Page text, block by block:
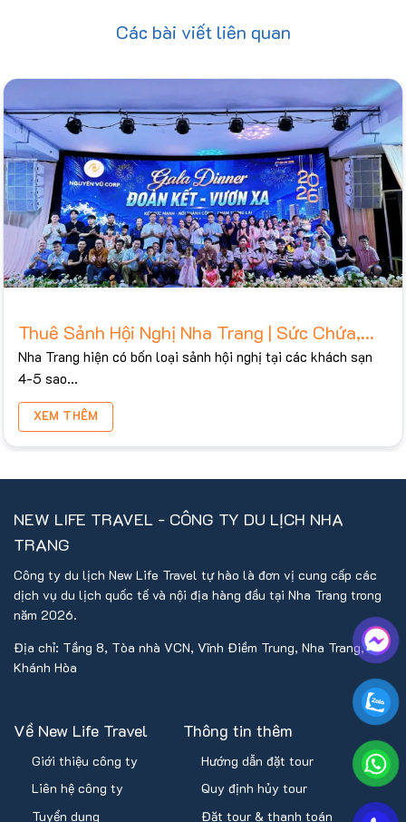
Các bài viết liên quan
Thuê Sảnh Hội Nghị Nha Trang | Sức Chứa,
Bảng Giá Tham Khảo 2026
Nha Trang hiện có bốn loại sảnh hội nghị tại các khách sạn
4-5 sao...
XEM THÊM
NEW LIFE TRAVEL - CÔNG TY DU LỊCH NHA
TRANG
Công ty du lịch New Life Travel tự hào là đơn vị cung cấp các
dịch vụ du lịch quốc tế và nội địa hàng đầu tại Nha Trang trong
năm 2026.
Địa chỉ: Tầng 8, Tòa nhà VCN, Vĩnh Điềm Trung, Nha Trang,
Khánh Hòa
Về New Life Travel
Giới thiệu công ty
Liên hệ công ty
Tuyển dụng
Thông tin thêm
Hướng dẫn đặt tour
Quy định hủy tour
Đặt tour & thanh toán